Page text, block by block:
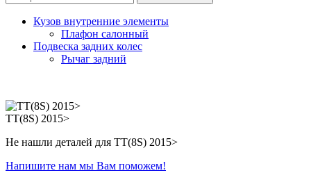
Кузов внутренние элементы
Плафон салонный
Подвеска задних колес
Рычаг задний
TT(8S) 2015>
Не нашли деталей для TT(8S) 2015>
Напишите нам мы Вам поможем!